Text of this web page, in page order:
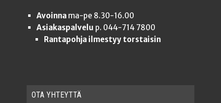
Avoinnama-pe 8.30-16.00
Asiakaspalvelu p. 044-714 7800
Rantapohja ilmestyy torstaisin
OTA YHTEYT­TÄ